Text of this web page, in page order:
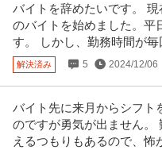
バイトを辞めたいです。
のバイトを始めました。平
す。 しかし、勤務時間が
解決済み 5 2024/12/06
バイト先に来月からシフト
のですが勇気が出ません。
えるつもりもあるので、怖